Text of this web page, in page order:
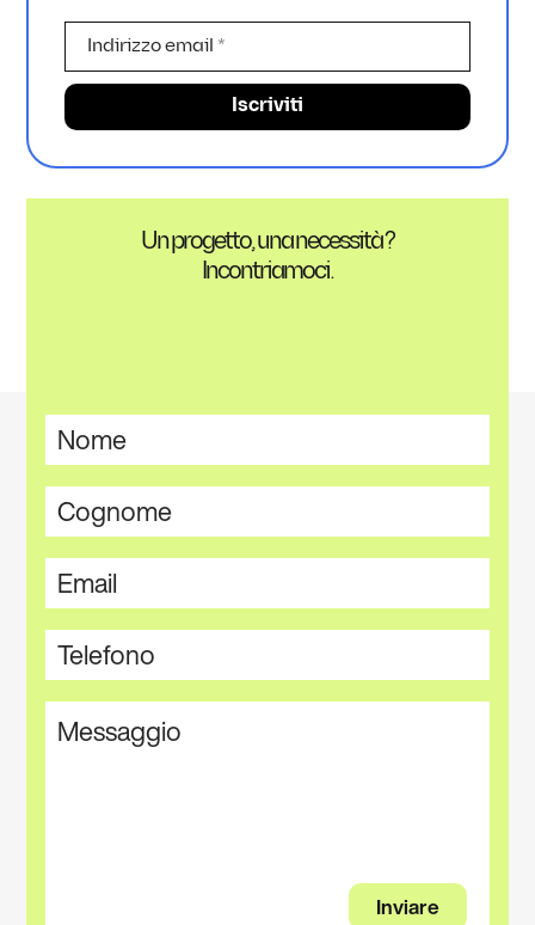
Un progetto, una necessità ?
Incontriamoci.